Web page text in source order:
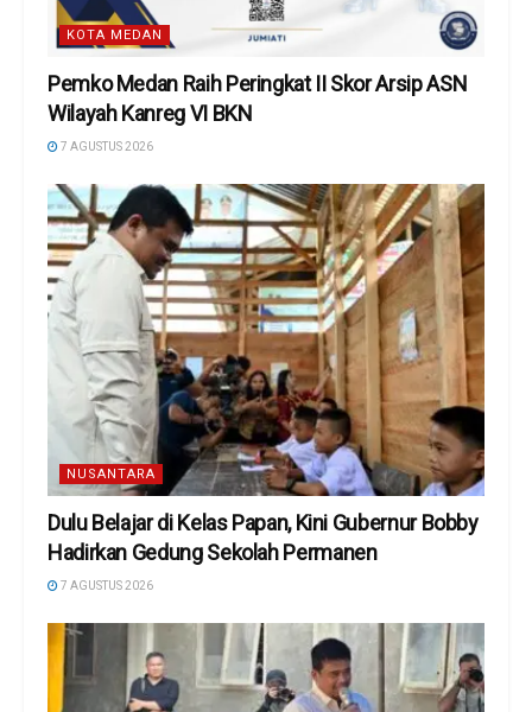
KOTA MEDAN
Pemko Medan Raih Peringkat II Skor Arsip ASN
Wilayah Kanreg VI BKN
7 AGUSTUS 2026
NUSANTARA
Dulu Belajar di Kelas Papan, Kini Gubernur Bobby
Hadirkan Gedung Sekolah Permanen
7 AGUSTUS 2026